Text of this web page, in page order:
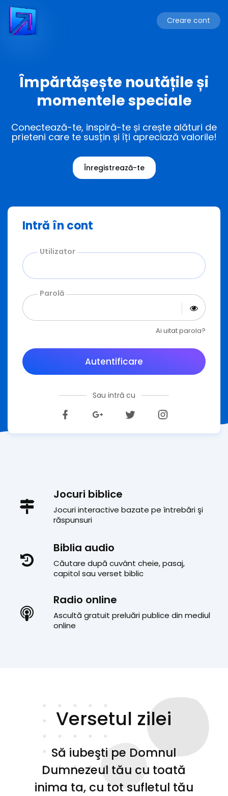
Creare cont
Împărtășește noutățile și
momentele speciale
Conectează-te, inspiră-te și crește alături de
prieteni care te susțin și îți apreciază valorile!
Înregistrează-te
Intră în cont
Utilizator
Parolă
Ai uitat parola?
Autentificare
Sau intră cu
Jocuri biblice
Jocuri interactive bazate pe întrebări şi
răspunsuri
Biblia audio
Căutare după cuvânt cheie, pasaj,
capitol sau verset biblic
Radio online
Ascultă gratuit preluări publice din mediul
online
Versetul zilei
Să iubeşti pe Domnul
Dumnezeul tău cu toată
inima ta, cu tot sufletul tău